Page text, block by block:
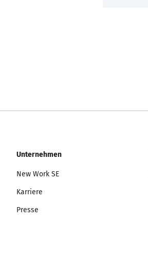
Unternehmen
New Work SE
Karriere
Presse